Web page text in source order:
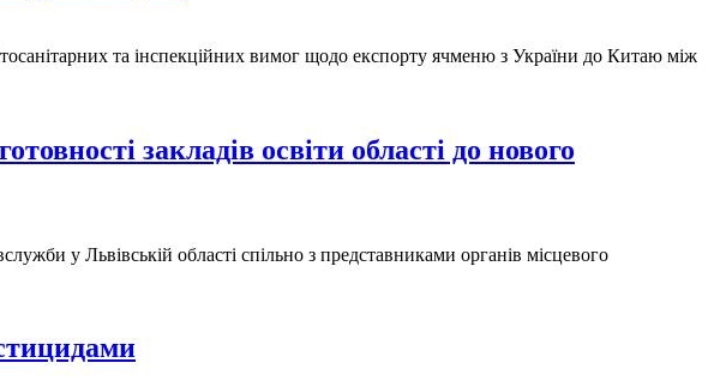
та інспекційних вимог щодо експорту ячменю з України до Китаю між
закладів освіти області до нового
у Львівській області спільно з представниками органів місцевого